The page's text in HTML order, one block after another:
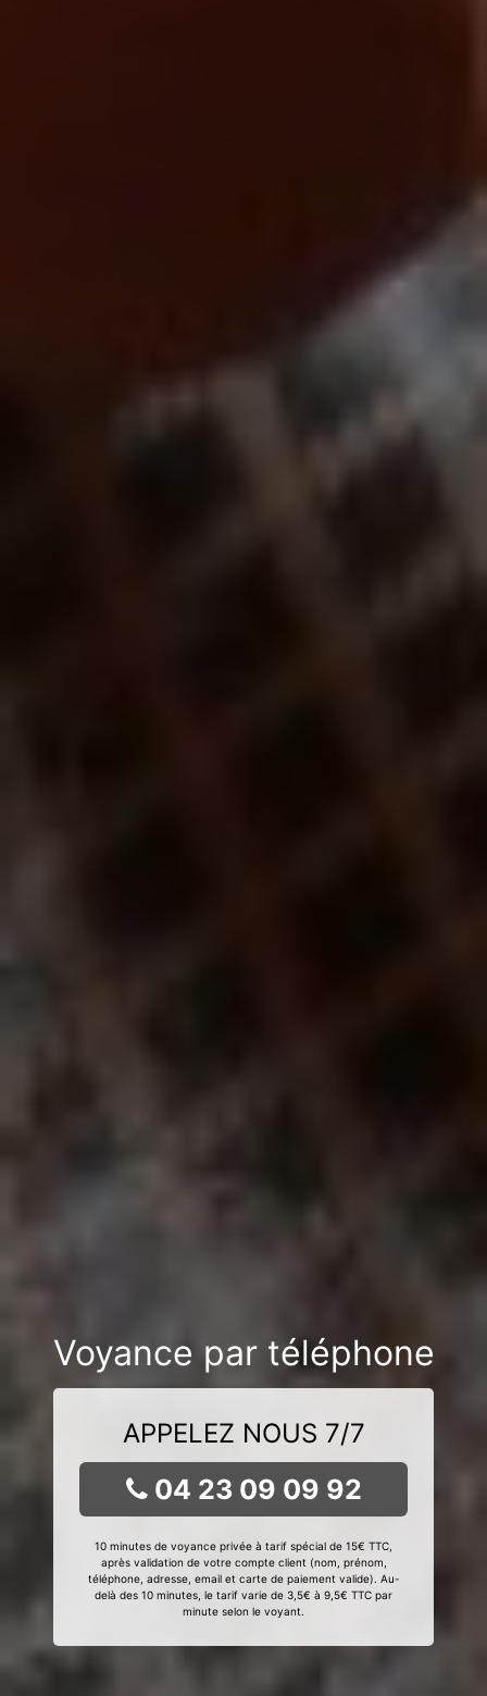
Voyance par téléphone
APPELEZ NOUS 7/7
04 23 09 09 92
10 minutes de voyance privée à tarif spécial de 15€ TTC,
après validation de votre compte client (nom, prénom,
téléphone, adresse, email et carte de paiement valide). Au-
delà des 10 minutes, le tarif varie de 3,5€ à 9,5€ TTC par
minute selon le voyant.